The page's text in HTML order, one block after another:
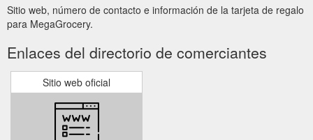
Sitio web, número de contacto e información de la tarjeta de regalo
para MegaGrocery.
Enlaces del directorio de comerciantes
Sitio web oficial